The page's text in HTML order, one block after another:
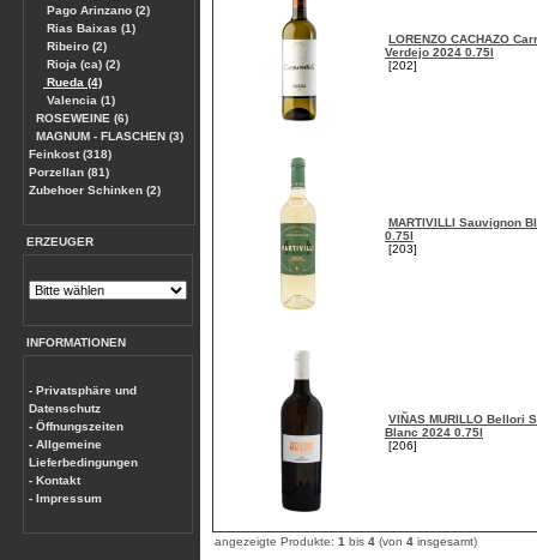
Pago Arinzano (2)
Rias Baixas (1)
Ribeiro (2)
Rioja (ca) (2)
Rueda (4)
Valencia (1)
ROSEWEINE (6)
MAGNUM - FLASCHEN (3)
Feinkost (318)
Porzellan (81)
Zubehoer Schinken (2)
ERZEUGER
INFORMATIONEN
- Privatsphäre und
Datenschutz
- Öffnungszeiten
- Allgemeine
Lieferbedingungen
- Kontakt
- Impressum
LORENZO CACHAZO
Verdejo 2024 0.75l
[202]
MARTIVILLI Sauvignon
0.75l
[203]
VIÑAS MURILLO Bellori
Blanc 2024 0.75l
[206]
angezeigte Produkte: 1 bis 4 (von 4 insgesamt)